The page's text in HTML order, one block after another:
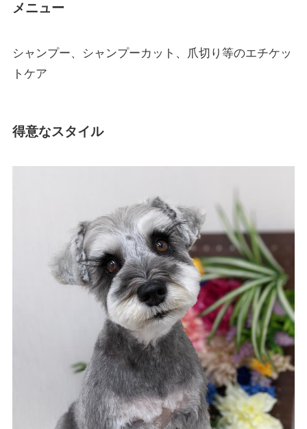
メニュー
シャンプー、シャンプーカット、爪切り等のエチケッ
トケア
得意なスタイル